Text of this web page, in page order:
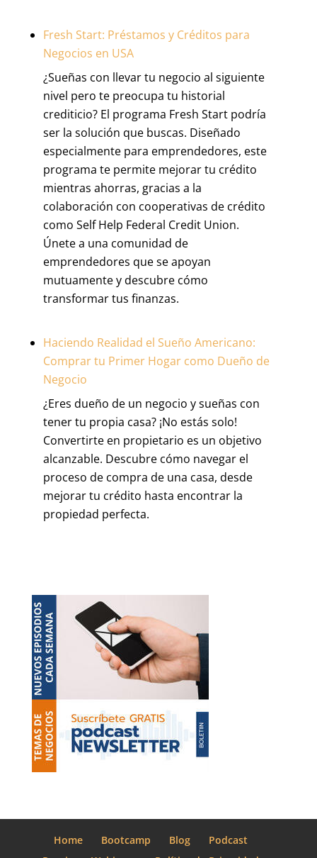
Fresh Start: Préstamos y Créditos para
Negocios en USA
¿Sueñas con llevar tu negocio al siguiente
nivel pero te preocupa tu historial
crediticio? El programa Fresh Start podría
ser la solución que buscas. Diseñado
especialmente para emprendedores, este
programa te permite mejorar tu crédito
mientras ahorras, gracias a la
colaboración con cooperativas de crédito
como Self Help Federal Credit Union.
Únete a una comunidad de
emprendedores que se apoyan
mutuamente y descubre cómo
transformar tus finanzas.
Haciendo Realidad el Sueño Americano:
Comprar tu Primer Hogar como Dueño de
Negocio
¿Eres dueño de un negocio y sueñas con
tener tu propia casa? ¡No estás solo!
Convertirte en propietario es un objetivo
alcanzable. Descubre cómo navegar el
proceso de compra de una casa, desde
mejorar tu crédito hasta encontrar la
propiedad perfecta.
Home Bootcamp Blog
Podcast